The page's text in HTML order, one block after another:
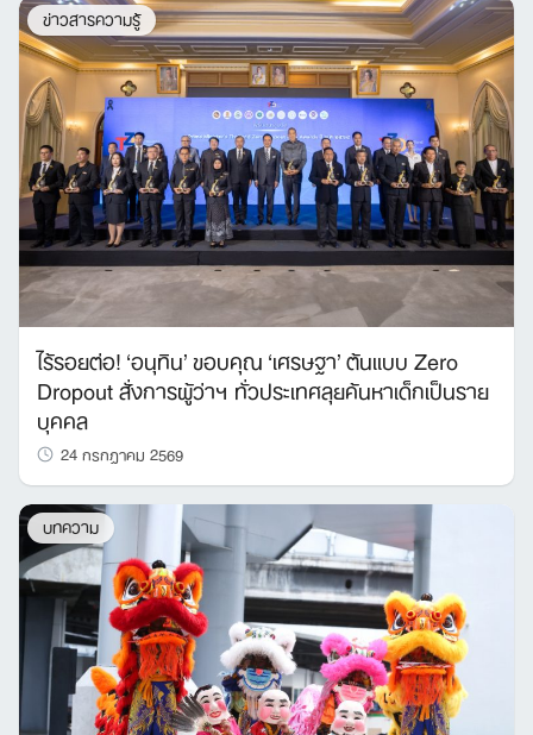
ข่าวสารความรู้
ไร้รอยต่อ! ‘อนุทิน’ ขอบคุณ ‘เศรษฐา’ ต้นแบบ Zero
Dropout สั่งการผู้ว่าฯ ทั่วประเทศลุยค้นหาเด็กเป็นราย
บุคคล
24 กรกฎาคม 2569
บทความ